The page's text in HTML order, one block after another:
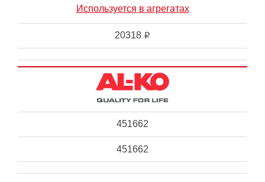
Используется в агрегатах
20318 i
451662
451662